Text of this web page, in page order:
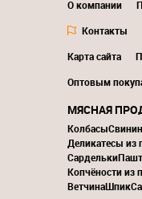
О компании
Контакты
Карта сайта
Оптовым
МЯСНАЯ
Колбасы
Деликатесы из
Сардельки
Копчёности из
ВетчинаШпик